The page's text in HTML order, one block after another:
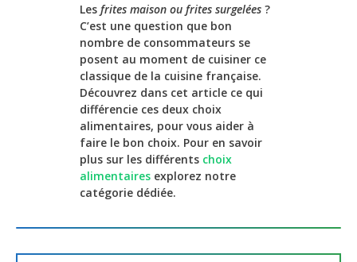
Les frites maison ou frites surgelées ?
C’est une question que bon
nombre de consommateurs se
posent au moment de cuisiner ce
classique de la cuisine française.
Découvrez dans cet article ce qui
différencie ces deux choix
alimentaires, pour vous aider à
faire le bon choix. Pour en savoir
plus sur les différents choix
alimentaires explorez notre
catégorie dédiée.